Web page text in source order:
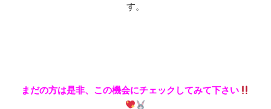
す。
まだの方は是非、この機会にチェックしてみて下さい